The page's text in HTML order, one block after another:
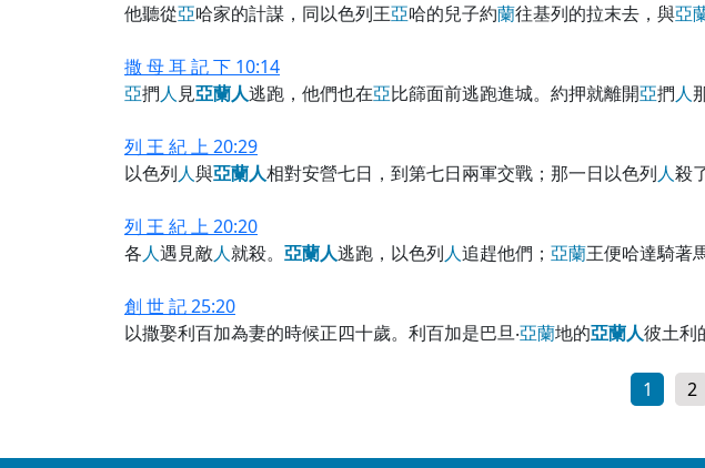
他聽從亞哈家的計謀，同以色列王亞哈的兒子約蘭往基列的拉末去，與亞
撒 母 耳 記 下 10:14
亞捫人 見亞蘭人逃跑，他們也在亞比篩面前逃跑進城。約押就離開亞捫人
列 王 紀 上 20:29
以色列人與亞蘭人相對安營七日，到第七日兩軍交戰；那一日以色列人殺
列 王 紀 上 20:20
各人遇見敵人就殺。 亞蘭人逃跑，以色列人追趕他們； 亞蘭王便哈達騎著
創 世 記 25:20
以撒娶利百加為妻的時候正四十歲。利百加是巴旦‧亞蘭地的亞蘭人彼土利
1 2